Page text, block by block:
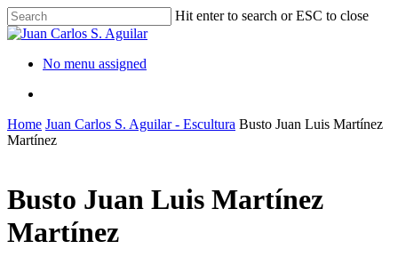
Hit enter to search or ESC to close
No menu assigned
Home Juan Carlos S. Aguilar - Escultura Busto Juan Luis Martínez
Martínez
Busto Juan Luis Martínez
Martínez